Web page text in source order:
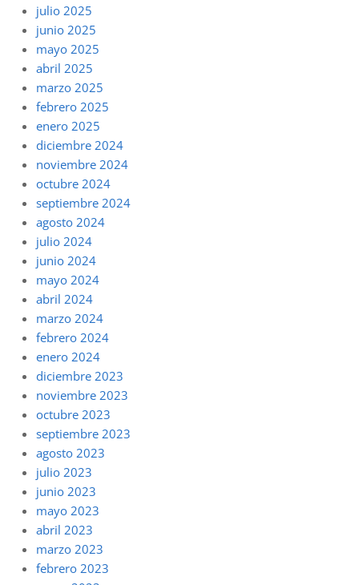
julio 2025
junio 2025
mayo 2025
abril 2025
marzo 2025
febrero 2025
enero 2025
diciembre 2024
noviembre 2024
octubre 2024
septiembre 2024
agosto 2024
julio 2024
junio 2024
mayo 2024
abril 2024
marzo 2024
febrero 2024
enero 2024
diciembre 2023
noviembre 2023
octubre 2023
septiembre 2023
agosto 2023
julio 2023
junio 2023
mayo 2023
abril 2023
marzo 2023
febrero 2023